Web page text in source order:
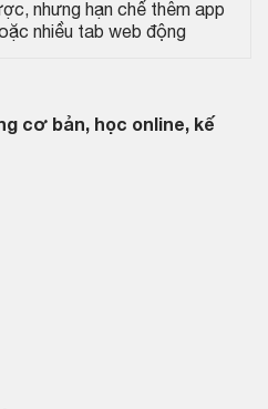
nhưng hạn chế thêm app
nhiều tab web động
cơ bản, học online, kế